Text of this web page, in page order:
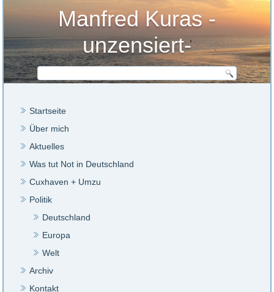
Manfred Kuras -
unzensiert-
Startseite
Über mich
Aktuelles
Was tut Not in Deutschland
Cuxhaven + Umzu
Politik
Deutschland
Europa
Welt
Archiv
Kontakt